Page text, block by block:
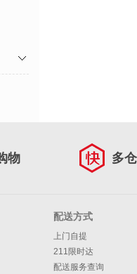
物 多
配送方式
上门自提
211限时达
配送服务查询